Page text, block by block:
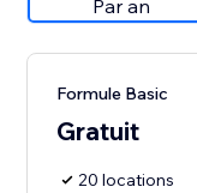
Par an
Formule Basic
Gratuit
20 locations